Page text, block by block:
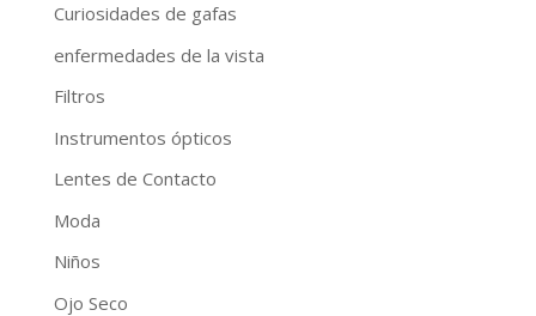
Curiosidades de gafas
enfermedades de la vista
Filtros
Instrumentos ópticos
Lentes de Contacto
Moda
Niños
Ojo Seco